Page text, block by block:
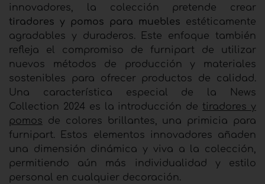
innovadores, la colección pretende crear
tiradores y pomos para muebles estéticamente
agradables y duraderos. Este enfoque también
refleja el compromiso de furnipart de utilizar
nuevos métodos de producción y materiales
sostenibles para ofrecer productos de calidad.
Una característica especial de la News
Collection 2024 es la introducción detiradores y
pomos de colores brillantes, una primicia para
furnipart. Estos elementos innovadores añaden
una dimensión dinámica y viva a la colección,
permitiendo aún más individualidad y estilo
personal en cualquier decoración.